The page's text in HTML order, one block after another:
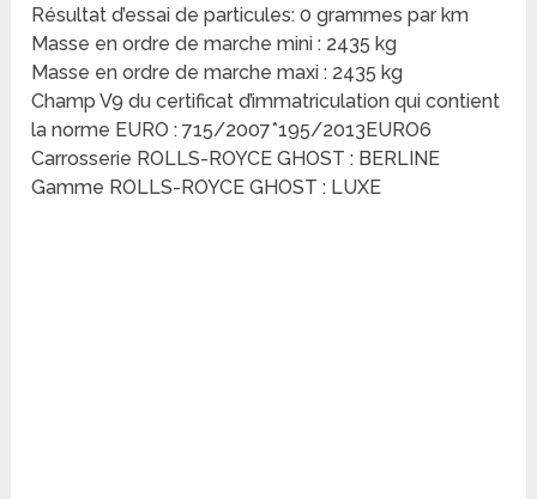
Résultat d’essai de particules: 0 grammes par km
Masse en ordre de marche mini : 2435 kg
Masse en ordre de marche maxi : 2435 kg
Champ V9 du certificat d’immatriculation qui contient
la norme EURO : 715/2007*195/2013EURO6
Carrosserie ROLLS-ROYCE GHOST : BERLINE
Gamme ROLLS-ROYCE GHOST : LUXE